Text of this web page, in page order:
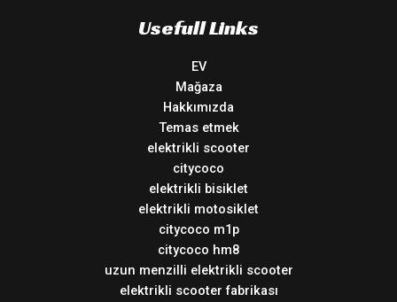
Usefull Links
EV
Mağaza
Hakkımızda
Temas etmek
elektrikli scooter
citycoco
elektrikli bisiklet
elektrikli motosiklet
citycoco m1p
citycoco hm8
uzun menzilli elektrikli scooter
elektrikli scooter fabrikası